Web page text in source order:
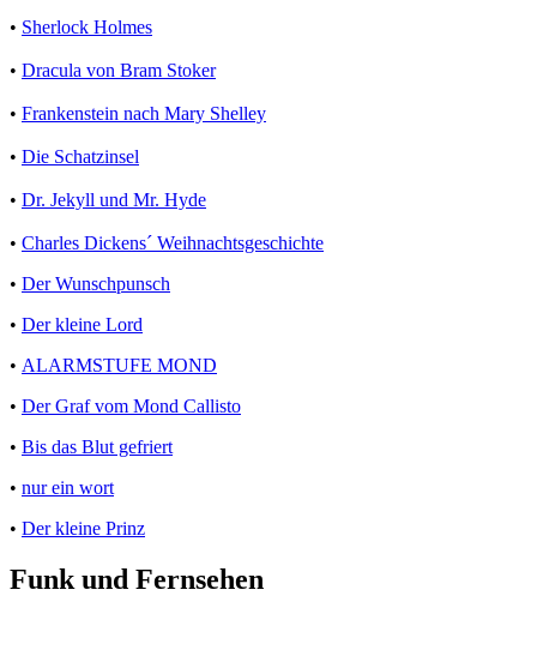
• Sherlock Holmes
• Dracula von Bram Stoker
• Frankenstein nach Mary Shelley
• Die Schatzinsel
• Dr. Jekyll und Mr. Hyde
• Charles Dickens´ Weihnachtsgeschichte
• Der Wunschpunsch
• Der kleine Lord
• ALARMSTUFE MOND
• Der Graf vom Mond Callisto
• Bis das Blut gefriert
• nur ein wort
• Der kleine Prinz
Funk und Fernsehen